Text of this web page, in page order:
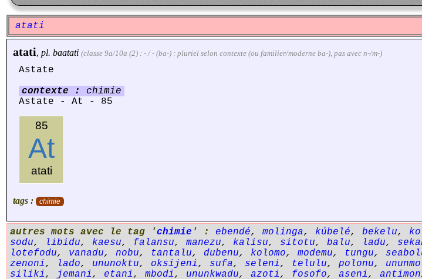
atati
atati, pl. baatati (classe 9a/10a (2) : - / - (ba-) : pluriel selon contexte (ou familier/moderne ba-), pas avec n-/m-)
Astate
contexte :
chimie
Astate - At - 85
85
At
atati
tags : chimie
autres mots avec le tag 'chimie ' : ebendé, molinga, kúbelé, bekelu,
sodu, libidu, kaesu, falansu, manezu, kalisu, sitotu, balu, ladu,
lotefodu, vanadu, nobu, tantalu, dubenu, kolomo, modemu, tungu,
zenoni, lado, ununoktu, oksijeni, sufa, seleni, telulu, polonu,
siliki, jemani, etani, mbodi, ununkwadu, azoti, fosofo, aseni,